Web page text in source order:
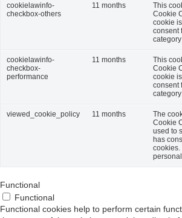
cookielawinfo-
checkbox-others
11 months
This
Cookie
cookie
consent
category
cookielawinfo-
checkbox-
performance
11 months
This
Cookie
cookie
consent
viewed_cookie_policy 11 months
The
Cookie
used to
has
cookies.
personal
Functional
Functional
Functional cookies help to perform certain